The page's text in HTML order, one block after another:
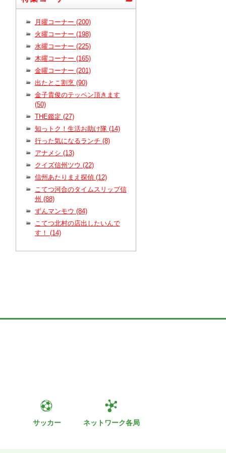
月曜コーナー (200)
火曜コーナー (198)
水曜コーナー (225)
木曜コーナー (165)
金曜コーナー (201)
出たとこ割烹 (90)
金子貴俊のテッペン頂きます
(50)
THE鑑定 (27)
知っトク！生活お助け隊 (14)
行った気になるランチ (8)
アナメシ (13)
クイズ信州ツウ (22)
信州あたりまえ探偵 (12)
こてつ河合のタイムスリップ信
州 (88)
ずんマンモウ (84)
こてつ北村の店出したいんで
す！ (14)
サッカー ネットワーク各局